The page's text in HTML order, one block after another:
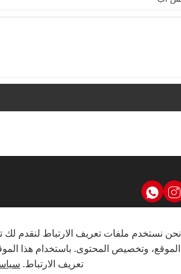
نحن نستخدم ملفات تعريف الارتباط لنقدم
الموقع، وتخصيص المحتوى. باستخدام هذا
تعريف الارتباط.